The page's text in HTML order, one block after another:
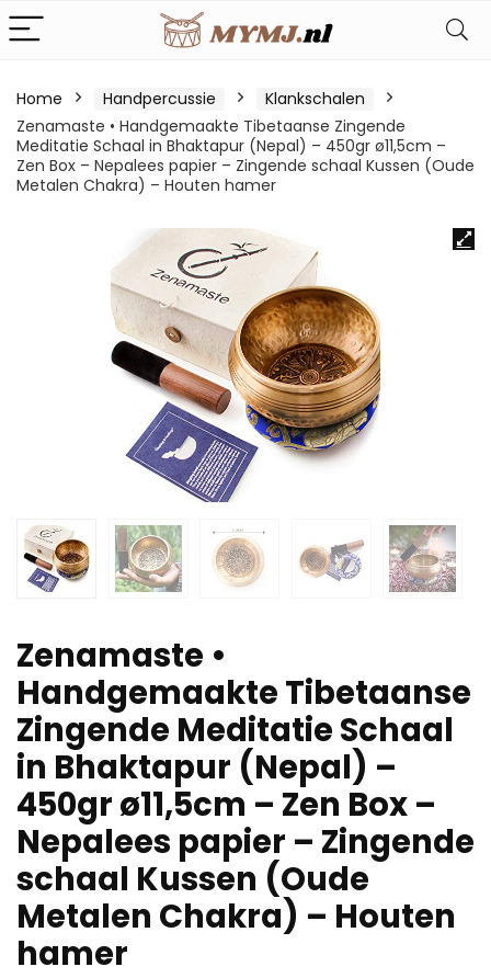
Home Handpercussie
Klankschalen
Zenamaste • Handgemaakte Tibetaanse Zingende
Meditatie Schaal in Bhaktapur (Nepal) – 450gr ø11,5cm –
Zen Box – Nepalees papier – Zingende schaal Kussen (Oude
Metalen Chakra) – Houten hamer
Zenamaste •
Handgemaakte Tibetaanse
Zingende Meditatie Schaal
in Bhaktapur (Nepal) –
450gr ø11,5cm – Zen Box –
Nepalees papier – Zingende
schaal Kussen (Oude
Metalen Chakra) – Houten
hamer